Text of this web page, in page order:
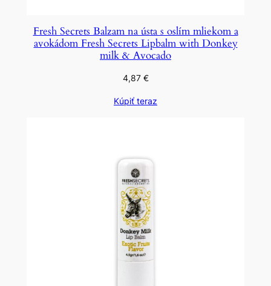
Fresh Secrets Balzam na ústa s oslím mliekom a
avokádom Fresh Secrets Lipbalm with Donkey
milk & Avocado
4,87 €
Kúpiť teraz